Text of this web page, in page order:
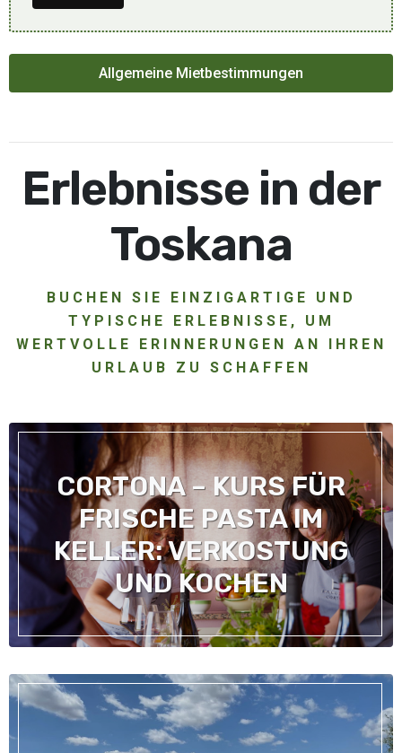
Allgemeine Mietbestimmungen
Erlebnisse in der
Toskana
BUCHEN SIE EINZIGARTIGE UND
TYPISCHE ERLEBNISSE, UM
WERTVOLLE ERINNERUNGEN AN IHREN
URLAUB ZU SCHAFFEN
CORTONA – KURS FÜR
FRISCHE PASTA IM
KELLER: VERKOSTUNG
UND KOCHEN